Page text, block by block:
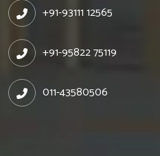
+91-93111 12565
+91-95822 75119
011-43580506